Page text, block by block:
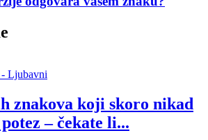
Ljubavni
znakova koji skoro nikad
– čekate li...